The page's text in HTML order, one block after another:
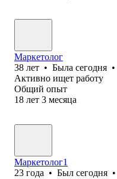
Маркетолог
38 лет • Была сегодня •
Активно ищет работу
Общий опыт
18 лет 3 месяца
Маркетолог1
23 года • Был сегодня •